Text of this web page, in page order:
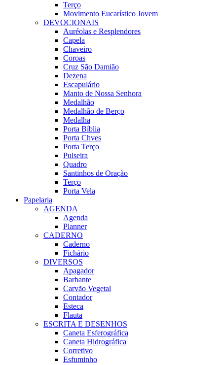
Terço
Movimento Eucarístico Jovem
DEVOCIONAIS
Auréolas e Resplendores
Capela
Chaveiro
Coroas
Cruz São Damião
Dezena
Escapulário
Manto de Nossa Senhora
Medalhão
Medalhão de Berço
Medalha
Porta Bíblia
Porta Chves
Porta Terço
Pulseira
Quadro
Santinhos de Oração
Terço
Porta Vela
Papelaria
AGENDA
Agenda
Planner
CADERNO
Caderno
Fichário
DIVERSOS
Apagador
Barbante
Carvão Vegetal
Contador
Esteca
Flauta
ESCRITA E DESENHOS
Caneta Esferográfica
Caneta Hidrográfica
Corretivo
Esfuminho